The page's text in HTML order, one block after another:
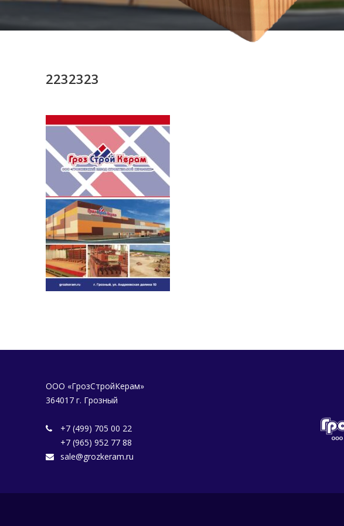
2232323
ООО «ГрозСтройКерам»
364017 г. Грозный
+7 (499) 705 00 22
+7 (965) 952 77 88
sale@grozkeram.ru